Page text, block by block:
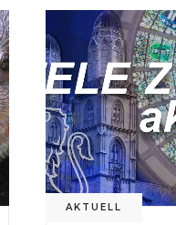
AKTUELL